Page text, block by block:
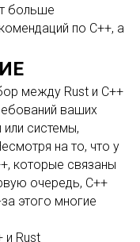
больше
по C++, а
между Rust и C++
ваших
системы,
на то, что у
которые связаны
очередь, C++
этого многие
и Rust